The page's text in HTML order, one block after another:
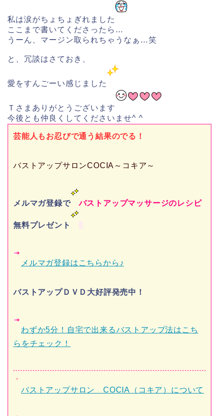
私は涙がちょちょぎれました
ここまで書いてくださったら…
うーん、マージン取られちゃうなぁ…笑
と、冗談はさておき、
愛をすんごーい感じました
Ｔさまありがとうございます
今後とも仲良くしてくださいませ^ ^
芸能人もお忍びで通う結果のでる！
バストアップサロンCOCIA～コキア～
メルマガ登録で バストアップマッサージのレシピ
無料プレゼント
メルマガ登録はこちらから♪
バストアップＤＶＤ大好評発売中！
わずか5分！自宅で出来るバストアップ法はこち
らをチェック！
バストアップサロン COCIA（コキア）について